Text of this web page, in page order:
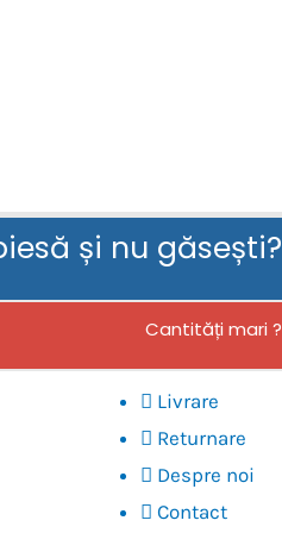
și nu găsești?
Cantități mari ?
Livrare
Returnare
Despre noi
Contact